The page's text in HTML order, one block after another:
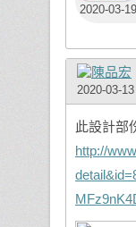
2020-03-
2020-03-
此設計部
http://